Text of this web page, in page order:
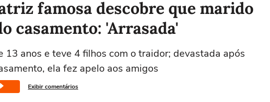
famosa descobre que marido
casamento: 'Arrasada'
13 anos e teve 4 filhos com o traidor; devastada após
ela fez apelo aos amigos
Exibir comentários